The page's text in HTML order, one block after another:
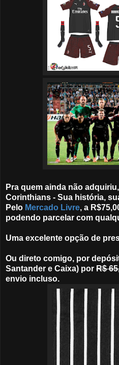
Pra quem ainda não
Corinthians - Sua história,
Pelo Mercado Livre, a
podendo parcelar com
Uma excelente opção de
Ou direto comigo, por
Santander e Caixa) por R$
envio incluso.